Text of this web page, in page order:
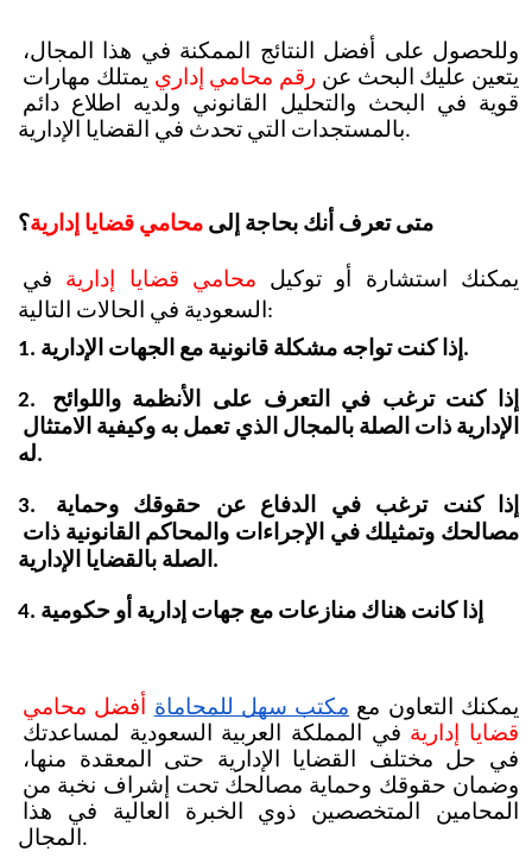
يتعين عليك البحث عن رقم محامي إداري
بالمستجدات التي تحدث في القضايا الإدارية.
متى تعرف أنك بحاجة إلى محامي قضايا إدارية
يمكنك استشارة أو توكيل محامي قضايا إدارية
السعودية في الحالات التالية:
1. إذا كنت تواجه مشكلة قانونية مع الجهات الإدارية.
2. إذا كنت ترغب في التعرف على الأنظمة واللوائح
له.
3. إذا كنت ترغب في الدفاع عن حقوقك وحماية
الصلة بالقضايا الإدارية.
4. إذا كانت هناك منازعات مع جهات إدارية أو حكومية
يمكنك التعاون مع مكتب سهل للمحاماة
قضايا إدارية
المجال.